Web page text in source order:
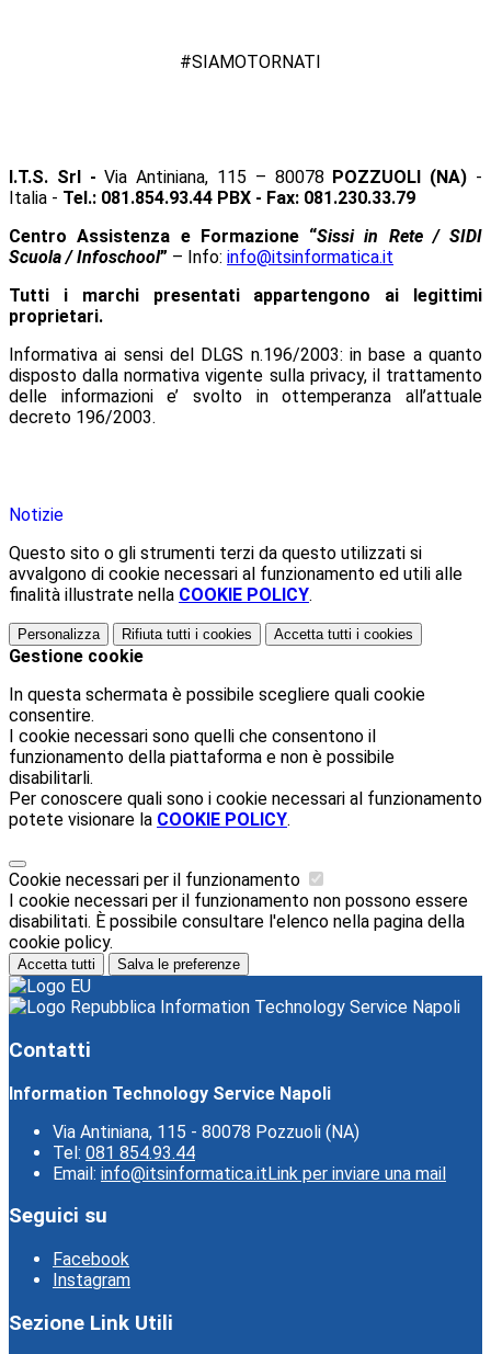
#SIAMOTORNATI
I.T.S. Srl - Via Antiniana, 115 – 80078POZZUOLI (NA) -
Italia - Tel.: 081.854.93.44 PBX - Fax: 081.230.33.79
Centro Assistenza e Formazione “Sissi in Rete / SIDI
Scuola / Infoschool” – Info: info@itsinformatica.it
Tutti i marchi presentati appartengono ai legittimi
proprietari.
Informativa ai sensi del DLGS n.196/2003: in base a quanto
disposto dalla normativa vigente sulla privacy, il trattamento
delle informazioni e’ svolto in ottemperanza all’attuale
decreto 196/2003.
Notizie
Questo sito o gli strumenti terzi da questo utilizzati si
avvalgono di cookie necessari al funzionamento ed utili alle
finalità illustrate nella COOKIE POLICY.
Personalizza Rifiuta tutti i cookies Accetta tutti i cookies
Gestione cookie
In questa schermata è possibile scegliere quali cookie
consentire.
I cookie necessari sono quelli che consentono il
funzionamento della piattaforma e non è possibile
disabilitarli.
Per conoscere quali sono i cookie necessari al funzionamento
potete visionare la COOKIE POLICY.
Cookie necessari per il funzionamento
I cookie necessari per il funzionamento non possono essere
disabilitati. È possibile consultare l'elenco nella pagina della
cookie policy.
Accetta tutti Salva le preferenze
Information Technology Service Napoli
Contatti
Information Technology Service Napoli
Via Antiniana, 115 - 80078 Pozzuoli (NA)
Tel: 081 854.93.44
Email: info@itsinformatica.itLink per inviare una mail
Seguici su
Facebook
Instagram
Sezione Link Utili